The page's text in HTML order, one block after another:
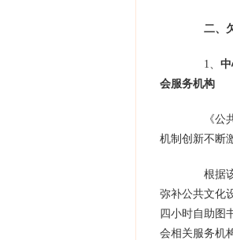
二、
1、
会服务机构
《公共
机制创新不断
根据该
弥补公共文化
四小时自助图
会相关服务机